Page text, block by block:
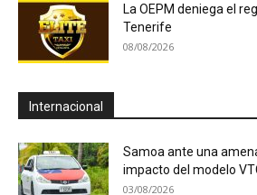
La OEPM deniega el
Tenerife
08/08/2026
Internacional
Samoa ante una
impacto del modelo
03/08/2026